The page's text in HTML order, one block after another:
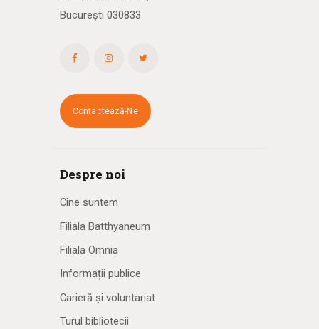
București 030833
Contactează-Ne
Despre noi
Cine suntem
Filiala Batthyaneum
Filiala Omnia
Informații publice
Carieră și voluntariat
Turul bibliotecii